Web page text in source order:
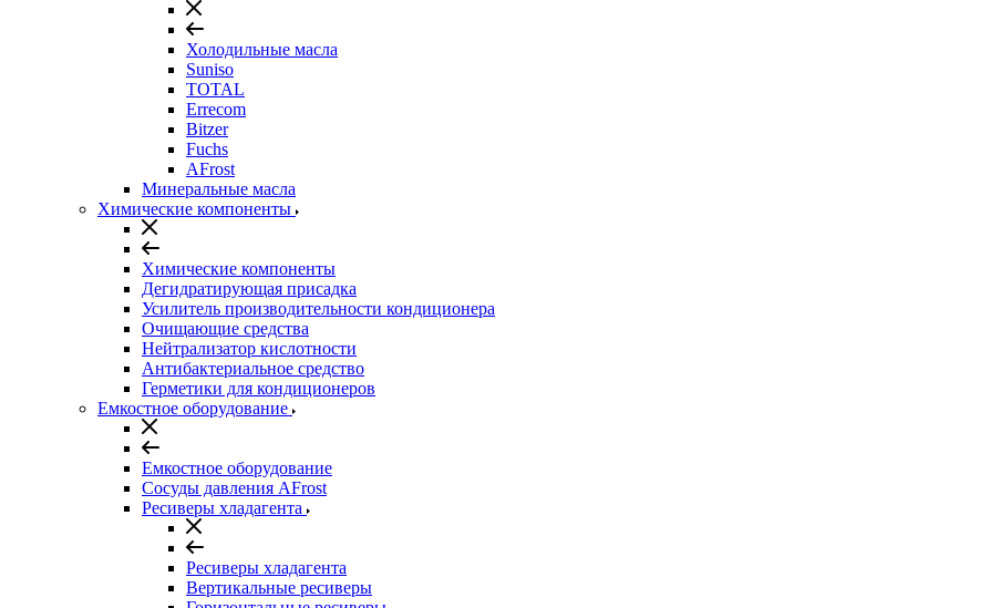
Холодильные масла
Suniso
TOTAL
Errecom
Bitzer
Fuchs
AFrost
Минеральные масла
Химические компоненты
Химические компоненты
Дегидратирующая присадка
Усилитель производительности кондиционера
Очищающие средства
Нейтрализатор кислотности
Антибактериальное средство
Герметики для кондиционеров
Емкостное оборудование
Емкостное оборудование
Сосуды давления AFrost
Ресиверы хладагента
Ресиверы хладагента
Вертикальные ресиверы